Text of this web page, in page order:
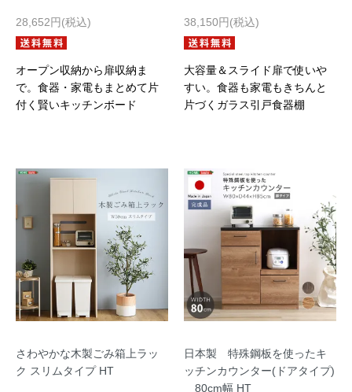
28,652円(税込)
オープン収納から扉収納ま
で。食器・家電もまとめて片
付く賢いキッチンボード
38,150円(税込)
大容量＆スライド扉で使いや
すい。食器も家電もきちんと
片づくガラス引戸食器棚
さわやかな木製ごみ箱上ラッ
ク スリムタイプ HT
日本製 特殊鋼板を使ったキ
ッチンカウンター(ドアタイプ)
80cm幅 HT